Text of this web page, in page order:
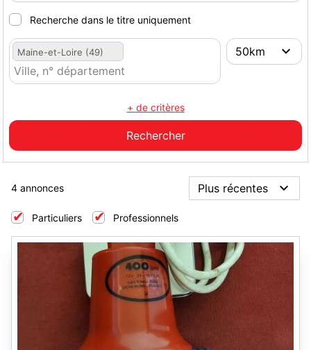
Recherche dans le titre uniquement
Maine-et-Loire (49)
+ de critères
4 annonces
Particuliers Professionnels